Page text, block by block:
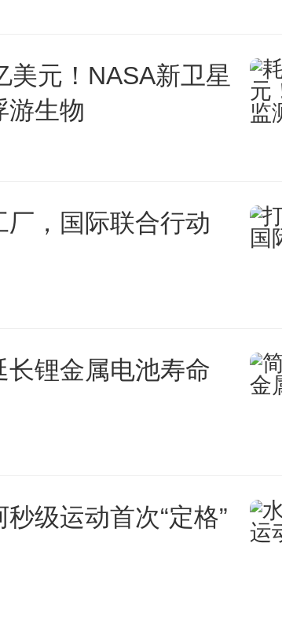
美元！NASA新卫星
游生物
厂，国际联合行动
长锂金属电池寿命
级运动首次“定格”